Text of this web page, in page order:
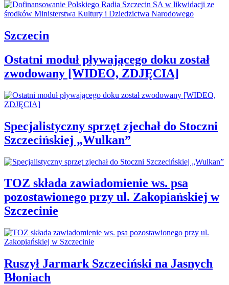
Szczecin
Ostatni moduł pływającego doku został
zwodowany [WIDEO, ZDJĘCIA]
Specjalistyczny sprzęt zjechał do Stoczni
Szczecińskiej „Wulkan”
TOZ składa zawiadomienie ws. psa
pozostawionego przy ul. Zakopiańskiej w
Szczecinie
Ruszył Jarmark Szczeciński na Jasnych
Błoniach